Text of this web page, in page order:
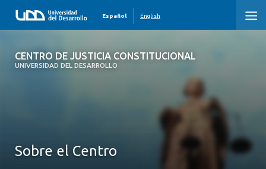
CENTRO DE JUSTICIA CONSTITUCIONAL
UNIVERSIDAD DEL DESARROLLO
Español English
CENTRO DE JUSTICIA CONSTITUCIONAL
Sobre el Centro